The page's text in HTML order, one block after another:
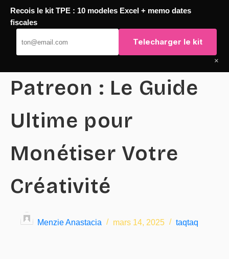
Passer
au
contenu
TaqTaq
Patreon : Le Guide
Ultime pour
Monétiser Votre
Créativité
Menzie Anastacia mars 14, 2025 taqtaq
Recois le kit TPE : 10 modeles Excel + memo dates
fiscales
Telecharger le kit
×